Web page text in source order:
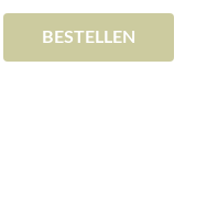
BESTELLEN